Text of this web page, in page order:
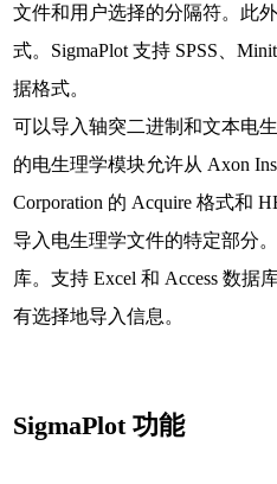
文件和用户选择的分隔符。此
式。SigmaPlot 支持 SPSS、
据格式。
可以导入轴突二进制和文本电
的电生理学模块允许从 Axon
Corporation 的 Acquire 格式和
导入电生理学文件的特定部分
库。支持 Excel 和 Access 数据
有选择地导入信息。
SigmaPlot 功能